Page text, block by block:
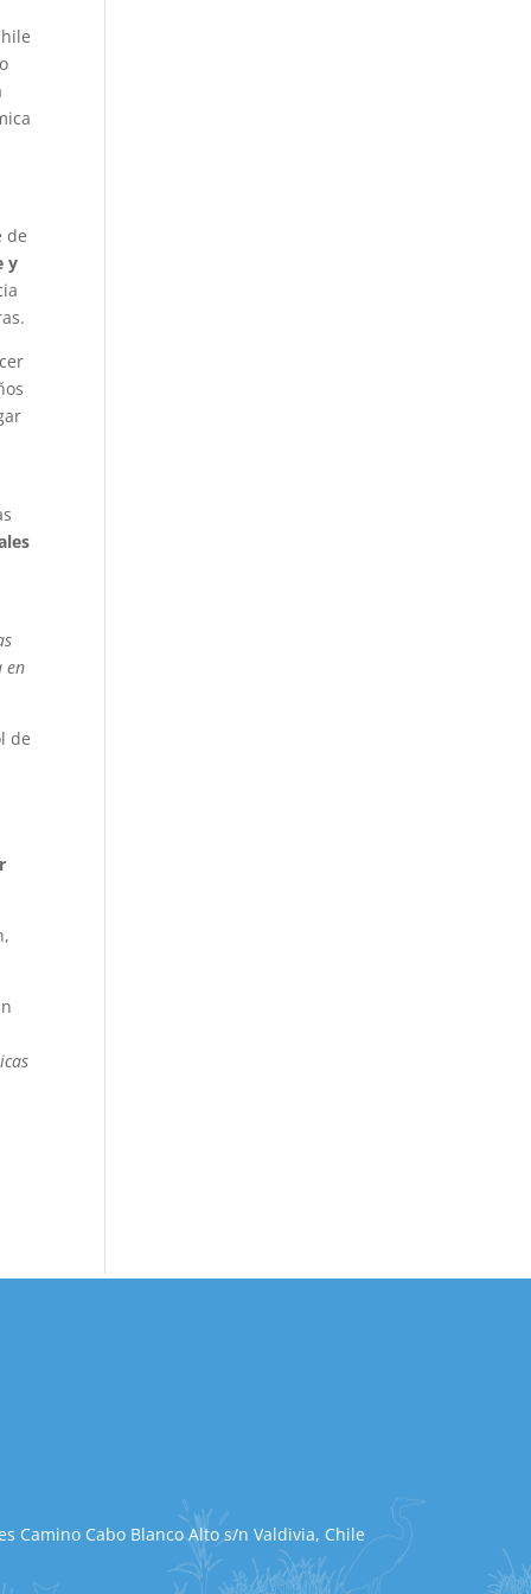
de
y
en
de
Camino Cabo Blanco Alto s/n Valdivia, Chile